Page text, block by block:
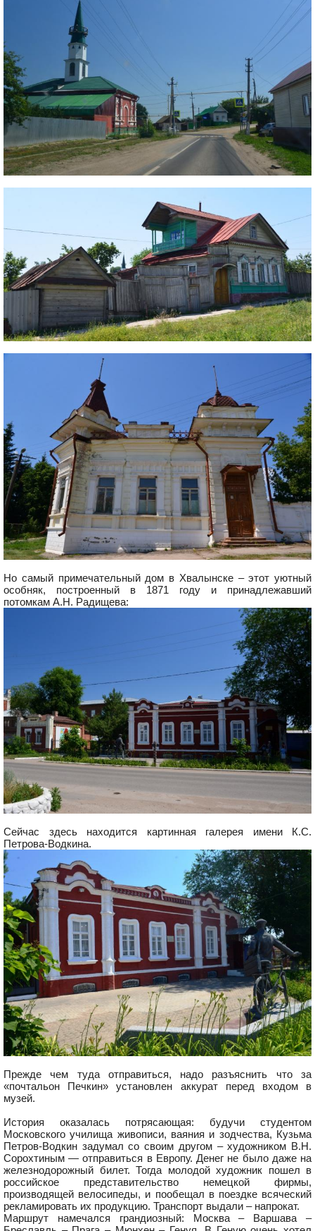
Но самый примечательный дом в Хвалынске – этот уютный
особняк, построенный в 1871 году и принадлежавший
потомкам А.Н. Радищева:
Сейчас здесь находится картинная галерея имени К.С.
Петрова-Водкина.
Прежде чем туда отправиться, надо разъяснить что за
«почтальон Печкин» установлен аккурат перед входом в
музей.
История оказалась потрясающая: будучи студентом
Московского училища живописи, ваяния и зодчества, Кузьма
Петров-Водкин задумал со своим другом – художником В.Н.
Сорохтиным — отправиться в Европу. Денег не было даже на
железнодорожный билет. Тогда молодой художник пошел в
российское представительство немецкой фирмы,
производящей велосипеды, и пообещал в поездке всяческий
рекламировать их продукцию. Транспорт выдали – напрокат.
Маршрут намечался грандиозный: Москва – Варшава –